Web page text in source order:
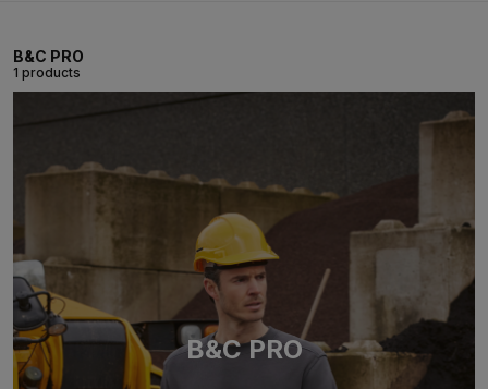
B&C PRO
1 products
B&C PRO